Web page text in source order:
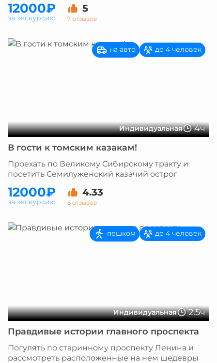
12000₽ 5
7 отзывов
за экскурсию
Индивидуальная 4ч
на авто до 4 человек
В гости к томским казакам!
Проехать по Великому Сибирскому тракту и
посетить Семилуженский казачий острог
12000₽ 4.33
6 отзывов
за экскурсию
Индивидуальная 2.5ч
пешком до 4 человек
Правдивые истории главного проспекта
Погулять по старинному проспекту Ленина и
рассмотреть расположенные на нем шедевры